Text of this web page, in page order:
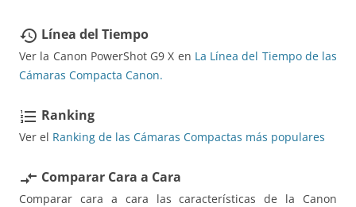
restore Línea del Tiempo
Ver la Canon PowerShot G9 X en La Línea del Tiempo de las
Cámaras Compacta Canon.
format_list_numbered Ranking
Ver el Ranking de las Cámaras Compactas más populares
compare_arrows Comparar Cara a Cara
Comparar cara a cara las características de la Canon